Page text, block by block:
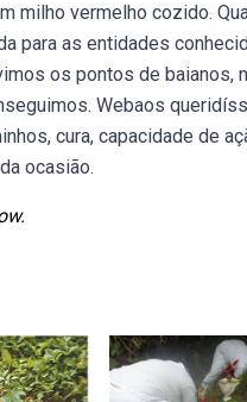
milho vermelho cozido.
para as entidades
os pontos de baianos,
Webaos
cura, capacidade de
ocasião.